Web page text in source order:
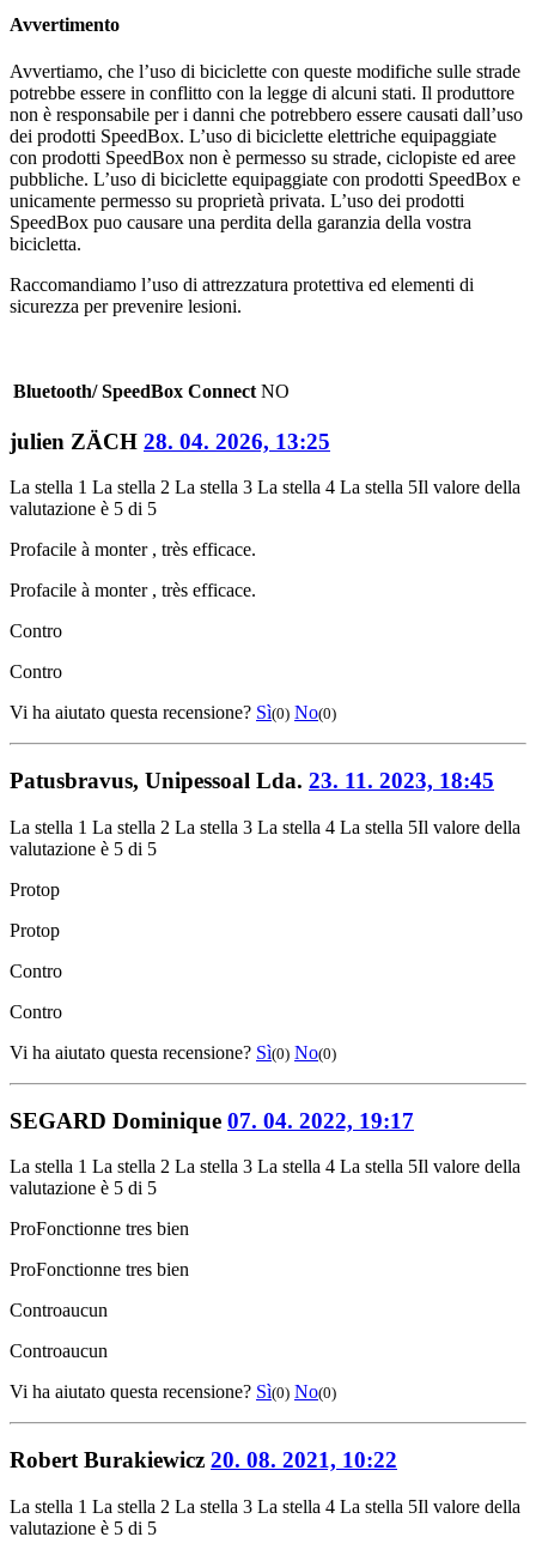
Avvertimento
Avvertiamo, che l’uso di biciclette con queste modifiche sulle strade
potrebbe essere in conflitto con la legge di alcuni stati. Il produttore
non è responsabile per i danni che potrebbero essere causati dall’uso
dei prodotti SpeedBox. L’uso di biciclette elettriche equipaggiate
con prodotti SpeedBox non è permesso su strade, ciclopiste ed aree
pubbliche. L’uso di biciclette equipaggiate con prodotti SpeedBox e
unicamente permesso su proprietà privata. L’uso dei prodotti
SpeedBox puo causare una perdita della garanzia della vostra
bicicletta.
Raccomandiamo l’uso di attrezzatura protettiva ed elementi di
sicurezza per prevenire lesioni.
Bluetooth/ SpeedBox Connect NO
julien ZÄCH 28. 04. 2026, 13:25
La stella 1 La stella 2 La stella 3 La stella 4 La stella 5Il valore della
valutazione è 5 di 5
Profacile à monter , très efficace.
Profacile à monter , très efficace.
Contro
Contro
Vi ha aiutato questa recensione? Sì(0) No(0)
Patusbravus, Unipessoal Lda. 23. 11. 2023, 18:45
La stella 1 La stella 2 La stella 3 La stella 4 La stella 5Il valore della
valutazione è 5 di 5
Protop
Protop
Contro
Contro
Vi ha aiutato questa recensione? Sì(0) No(0)
SEGARD Dominique 07. 04. 2022, 19:17
La stella 1 La stella 2 La stella 3 La stella 4 La stella 5Il valore della
valutazione è 5 di 5
ProFonctionne tres bien
ProFonctionne tres bien
Controaucun
Controaucun
Vi ha aiutato questa recensione? Sì(0) No(0)
Robert Burakiewicz 20. 08. 2021, 10:22
La stella 1 La stella 2 La stella 3 La stella 4 La stella 5Il valore della
valutazione è 5 di 5